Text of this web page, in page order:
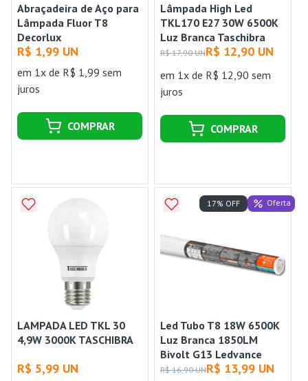
Abraçadeira de Aço para
Lâmpada Fluor T8
Decorlux
R$ 1,99 UN
em 1x de R$ 1,99 sem
juros
COMPRAR
Lâmpada High Led
TKL170 E27 30W 6500K
Luz Branca Taschibra
R$ 17,90 UNR$ 12,90 UN
em 1x de R$ 12,90 sem
juros
COMPRAR
LAMPADA LED TKL 30
4,9W 3000K TASCHIBRA
R$ 5,99 UN
Led Tubo T8 18W 6500K
Luz Branca 1850LM
Bivolt G13 Ledvance
R$ 16,90 UNR$ 13,99 UN
17% OFF Oferta